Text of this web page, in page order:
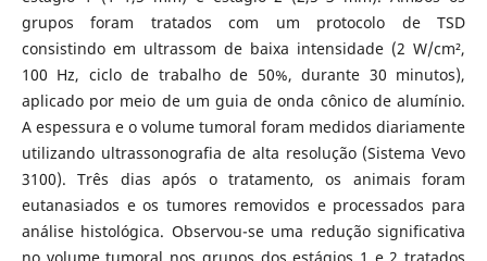
grupos foram tratados com um protocolo de TSD
consistindo em ultrassom de baixa intensidade (2 W/cm²,
100 Hz, ciclo de trabalho de 50%, durante 30 minutos),
aplicado por meio de um guia de onda cônico de alumínio.
A espessura e o volume tumoral foram medidos diariamente
utilizando ultrassonografia de alta resolução (Sistema Vevo
3100). Três dias após o tratamento, os animais foram
eutanasiados e os tumores removidos e processados para
análise histológica. Observou-se uma redução significativa